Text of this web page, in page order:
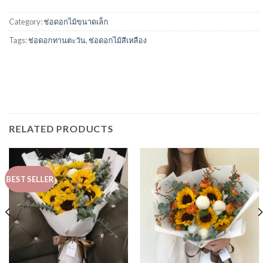
Category:ช่อดอกไม้ขนาดเล็ก
Tags:ช่อดอกทานตะวัน,ช่อดอกไม้สีเหลือง
RELATED PRODUCTS
BEST SELLER